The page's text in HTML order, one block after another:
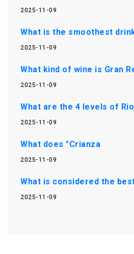
2025-11-09
What is the smoothest
2025-11-09
What kind of wine is Gran
2025-11-09
What are the 4 levels of
2025-11-09
What does "Crianza
2025-11-09
What is considered the
2025-11-09